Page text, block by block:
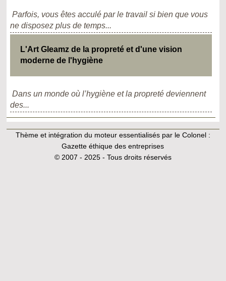
Parfois, vous êtes acculé par le travail si bien que vous
ne disposez plus de temps...
L'Art Gleamz de la propreté et d'une vision
moderne de l'hygiène
Dans un monde où l’hygiène et la propreté deviennent
des...
Thème et intégration du moteur essentialisés par le Colonel :
Gazette éthique des entreprises
© 2007 - 2025 - Tous droits réservés